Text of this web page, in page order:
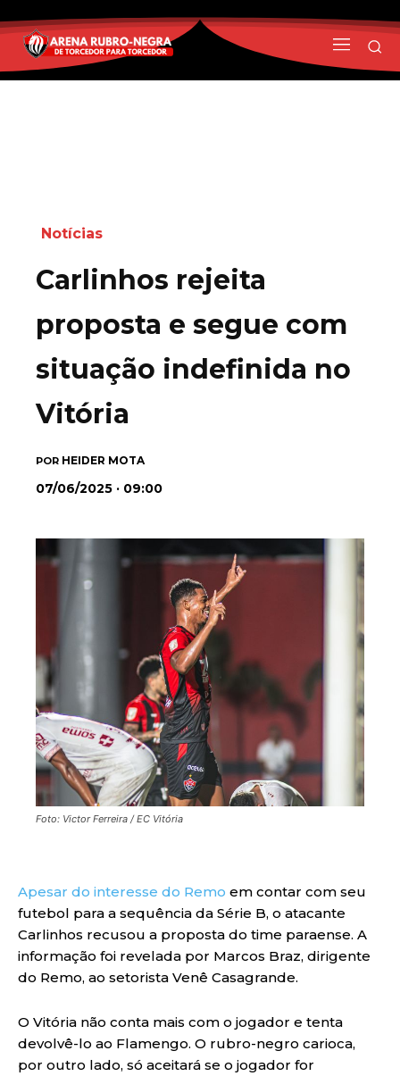
Notícias
Carlinhos rejeita
proposta e segue com
situação indefinida no
Vitória
POR HEIDER MOTA
07/06/2025 · 09:00
Foto: Victor Ferreira / EC Vitória
Apesar do interesse do Remo em contar com seu
futebol para a sequência da Série B, o atacante
Carlinhos recusou a proposta do time paraense. A
informação foi revelada por Marcos Braz, dirigente
do Remo, ao setorista Venê Casagrande.
O Vitória não conta mais com o jogador e tenta
devolvê-lo ao Flamengo. O rubro-negro carioca,
por outro lado, só aceitará se o jogador for